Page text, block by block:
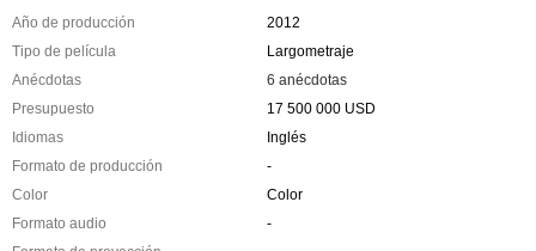
Año de producción
2012
Tipo de película
Largometraje
Anécdotas
6 anécdotas
Presupuesto
17 500 000 USD
Idiomas
Inglés
Formato de producción
-
Color
Color
Formato audio
-